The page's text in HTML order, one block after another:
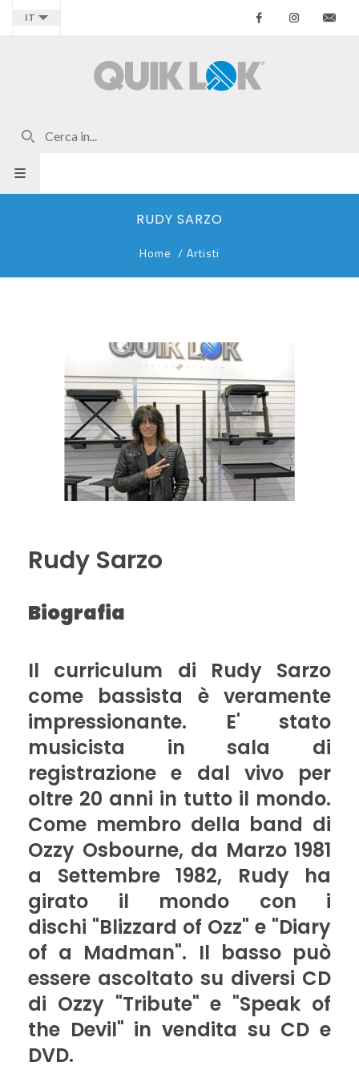
IT Facebook
RUDY SARZO
Home / Artisti
Rudy Sarzo
Biografia
Il curriculum di Rudy Sarzo
come bassista è veramente
impressionante. E' stato
musicista in sala di
registrazione e dal vivo per
oltre 20 anni in tutto il mondo.
Come membro della band di
Ozzy Osbourne, da Marzo 1981
a Settembre 1982, Rudy ha
girato il mondo con i
dischi "Blizzard of Ozz" e "Diary
of a Madman". Il basso può
essere ascoltato su diversi CD
di Ozzy "Tribute" e "Speak of
the Devil" in vendita su CD e
DVD.